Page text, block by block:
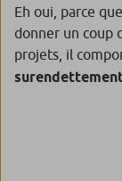
Eh oui, parce
donner un coup
projets, il